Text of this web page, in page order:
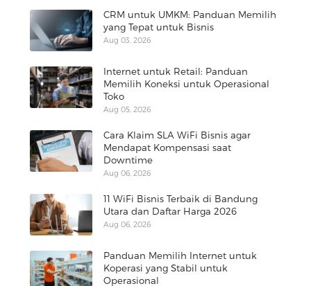
CRM untuk UMKM: Panduan Memilih
yang Tepat untuk Bisnis
Aug 03, 2026
Internet untuk Retail: Panduan
Memilih Koneksi untuk Operasional
Toko
Aug 05, 2026
Cara Klaim SLA WiFi Bisnis agar
Mendapat Kompensasi saat
Downtime
Aug 06, 2026
11 WiFi Bisnis Terbaik di Bandung
Utara dan Daftar Harga 2026
Aug 06, 2026
Panduan Memilih Internet untuk
Koperasi yang Stabil untuk
Operasional